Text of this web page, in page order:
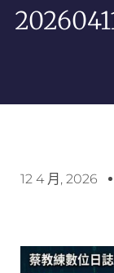
12 4 月, 2026